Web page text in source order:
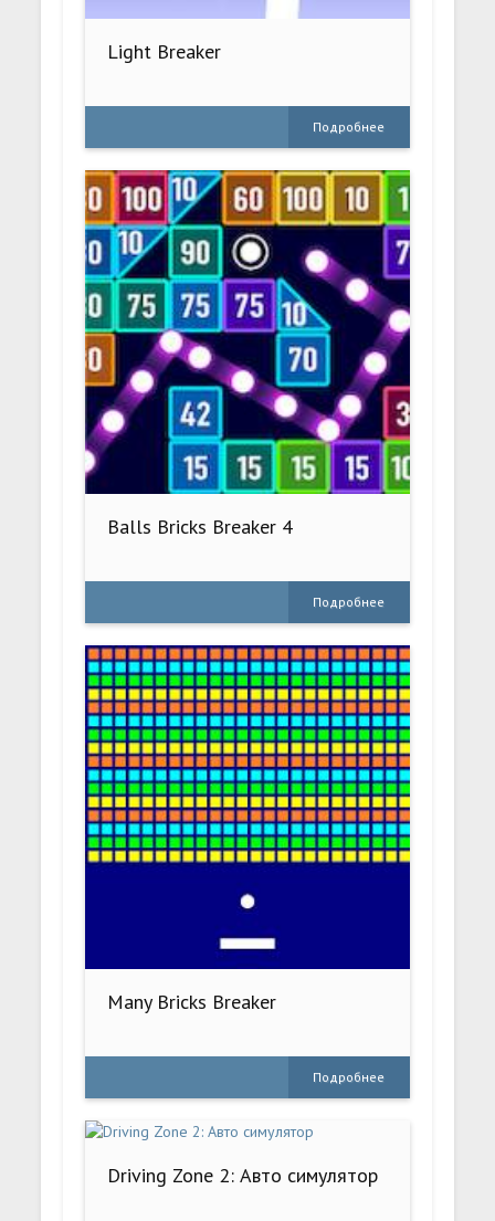
Light Breaker
Подробнее
Balls Bricks Breaker 4
Подробнее
Many Bricks Breaker
Подробнее
Driving Zone 2: Авто симулятор